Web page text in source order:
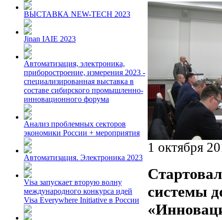
ВЫСТАВКА NEW-TECH 2023
Jinan IAIE 2023
Автоматизация, электроника,
приборостроение, измерения 2023 -
специализированная выставка в
составе сибирского промышленно-
инновационного форума
Анализ проблемных секторов
экономики России + мероприятия
Автоматизация. Электроника 2023
Visa запускает вторую волну
международного конкурса идей
Visa Everywhere Initiative в России
1 октября
системы